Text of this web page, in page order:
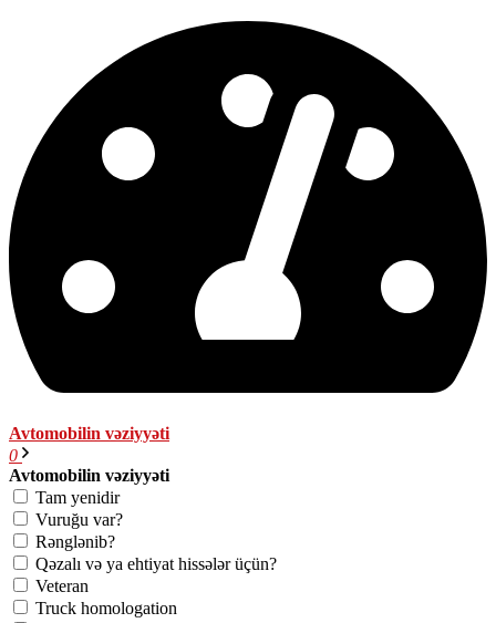
Avtomobilin vəziyyəti
0
Avtomobilin vəziyyəti
Tam yenidir
Vuruğu var?
Rənglənib?
Qəzalı və ya ehtiyat hissələr üçün?
Veteran
Truck homologation